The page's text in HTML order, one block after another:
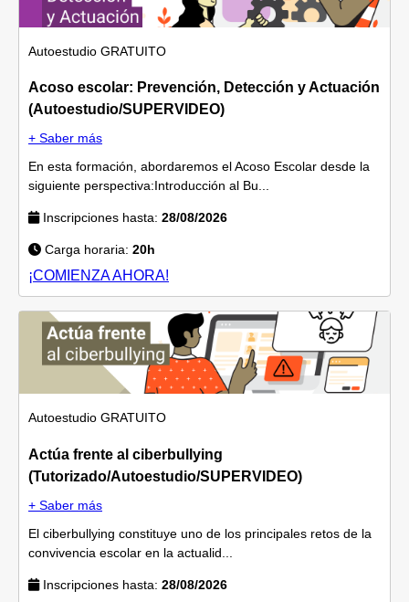
Autoestudio GRATUITO
Acoso escolar: Prevención, Detección y Actuación
(Autoestudio/SUPERVIDEO)
+ Saber más
En esta formación, abordaremos el Acoso Escolar desde la
siguiente perspectiva:Introducción al Bu...
Inscripciones hasta: 28/08/2026
Carga horaria: 20h
¡COMIENZA AHORA!
Autoestudio GRATUITO
Actúa frente al ciberbullying
(Tutorizado/Autoestudio/SUPERVIDEO)
+ Saber más
El ciberbullying constituye uno de los principales retos de la
convivencia escolar en la actualid...
Inscripciones hasta: 28/08/2026